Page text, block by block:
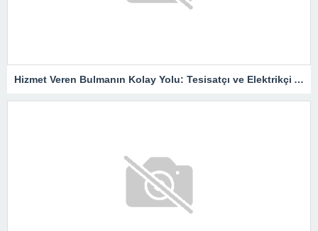
Hizmet Veren Bulmanın Kolay Yolu: Tesisatçı ve Elektrikçi Ararken Nelere Dikkat Edilmeli?